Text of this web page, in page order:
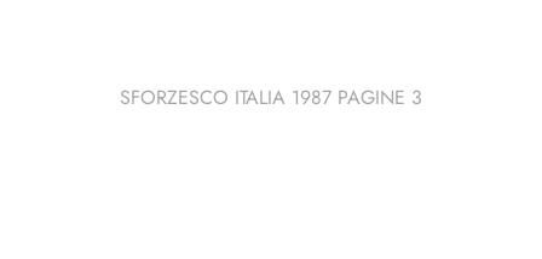
SFORZESCO ITALIA 1987 PAGINE 3